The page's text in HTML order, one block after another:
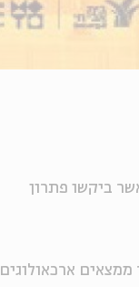
ביקשו פתרון
ארכאולוגים